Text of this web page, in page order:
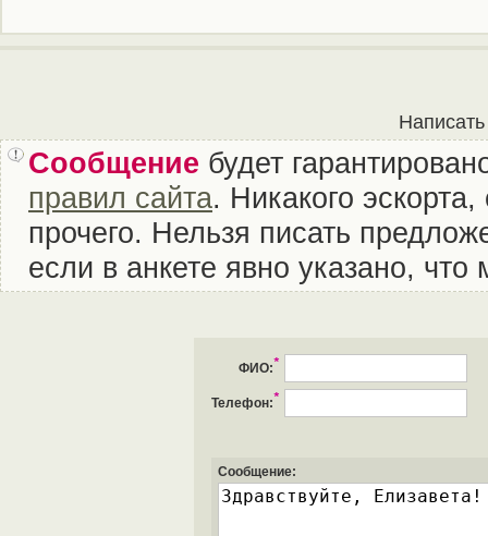
Сообщение будет
правил сайта. Никакого
прочего. Нельзя писать
если в анкете явно указано,
ФИО:*
Телефон:*
Сообщение: